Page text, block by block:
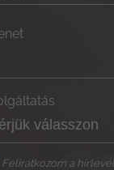
Feliratkozom a